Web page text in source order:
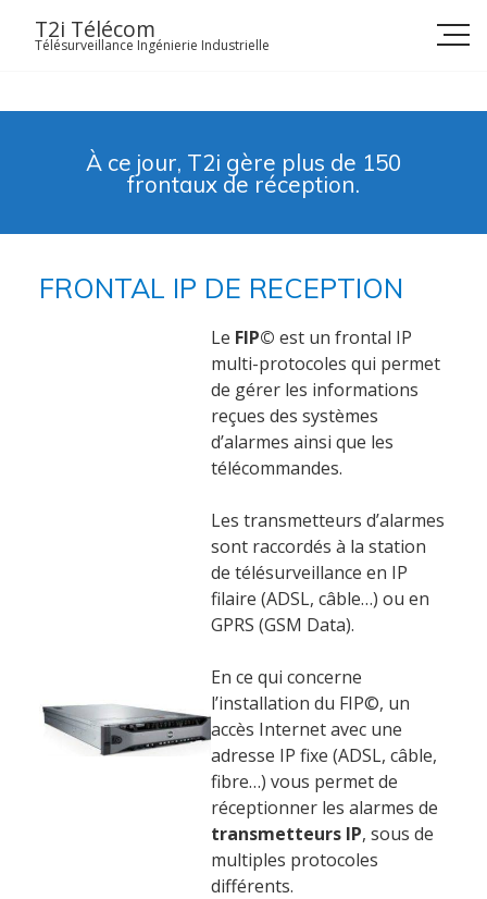
T2i Télécom
Télésurveillance Ingénierie Industrielle
À ce jour, T2i gère plus de 150
frontaux de réception.
FRONTAL IP DE RECEPTION
Le FIP© est un frontal IP
multi-protocoles qui permet
de gérer les informations
reçues des systèmes
d’alarmes ainsi que les
télécommandes.
Les transmetteurs d’alarmes
sont raccordés à la station
de télésurveillance en IP
filaire (ADSL, câble…) ou en
GPRS (GSM Data).
En ce qui concerne
l’installation du FIP©, un
accès Internet avec une
adresse IP fixe (ADSL, câble,
fibre…) vous permet de
réceptionner les alarmes de
transmetteurs IP, sous de
multiples protocoles
différents.